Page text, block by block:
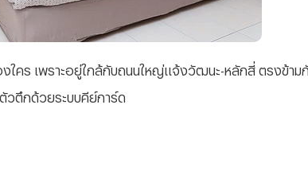
ใคร เพราะอยู่ใกล้กับถนนใหญ่แจ้งวัฒนะ-หลักสี่ ตรงข้าม
วตึกด้วยระบบคีย์การ์ด